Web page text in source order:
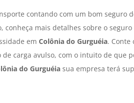
contando com um bom seguro
conheça mais detalhes sobre o
em Colônia do Gurguéia. Conte
carga avulso, com o intuito de que
do Gurguéiasua empresa terá